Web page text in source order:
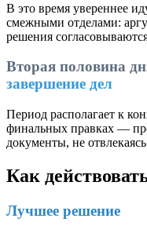
В это время увереннее
смежными отделами:
решения
Вторая половина
завершение дел
Период располагает к
финальных правках —
документы, не
Как
Лучшее решение